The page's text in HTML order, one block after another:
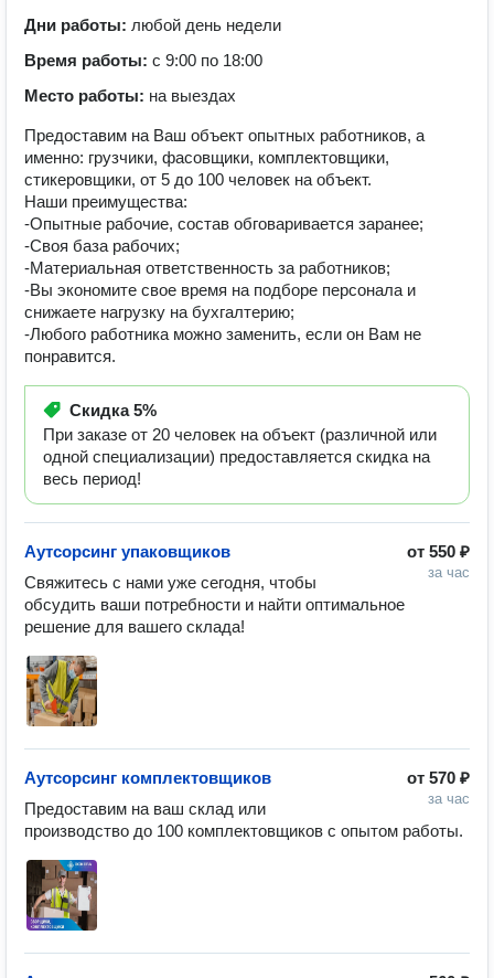
Дни работы: любой день недели
Время работы: с 9:00 по 18:00
Место работы: на выездах
Предоставим на Ваш объект опытных работников, а
именно: грузчики, фасовщики, комплектовщики,
стикеровщики, от 5 до 100 человек на объект.
Наши преимущества:
-Опытные рабочие, состав обговаривается заранее;
-Своя база рабочих;
-Материальная ответственность за работников;
-Вы экономите свое время на подборе персонала и
снижаете нагрузку на бухгалтерию;
-Любого работника можно заменить, если он Вам не
понравится.
Скидка5%
При заказе от 20 человек на объект (различной или
одной специализации) предоставляется скидка на
весь период!
от 550 ₽
за час
Аутсорсинг упаковщиков
Свяжитесь с нами уже сегодня, чтобы
обсудить ваши потребности и найти оптимальное
решение для вашего склада!
от 570 ₽
за час
Аутсорсинг комплектовщиков
Предоставим на ваш склад или
производство до 100 комплектовщиков с опытом работы.